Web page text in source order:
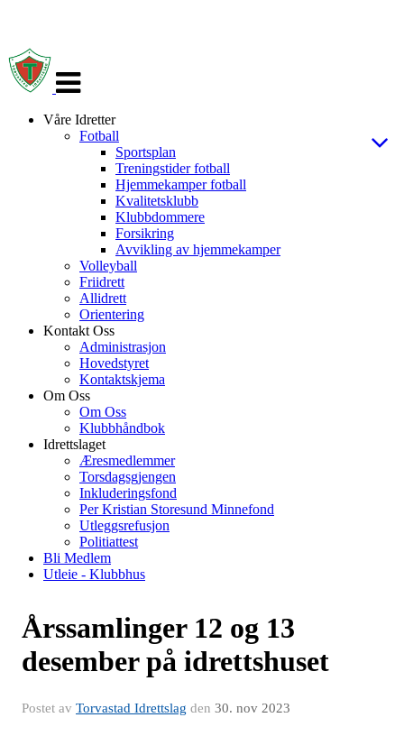
navigasjon
Våre Idretter
Fotball
Sportsplan
Treningstider fotball
Hjemmekamper fotball
Kvalitetsklubb
Klubbdommere
Forsikring
Avvikling av hjemmekamper
Volleyball
Friidrett
Allidrett
Orientering
Kontakt Oss
Administrasjon
Hovedstyret
Kontaktskjema
Om Oss
Om Oss
Klubbhåndbok
Idrettslaget
Æresmedlemmer
Torsdagsgjengen
Inkluderingsfond
Per Kristian Storesund Minnefond
Utleggsrefusjon
Politiattest
Bli Medlem
Utleie - Klubbhus
Årssamlinger 12 og 13
desember på idrettshuset
Postet av Torvastad Idrettslag den 30. nov 2023